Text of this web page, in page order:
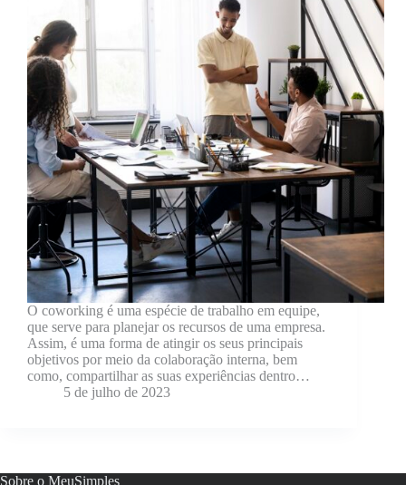
O coworking é uma espécie de trabalho em equipe,
que serve para planejar os recursos de uma empresa.
Assim, é uma forma de atingir os seus principais
objetivos por meio da colaboração interna, bem
como, compartilhar as suas experiências dentro…
5 de julho de 2023
Sobre o MeuSimples